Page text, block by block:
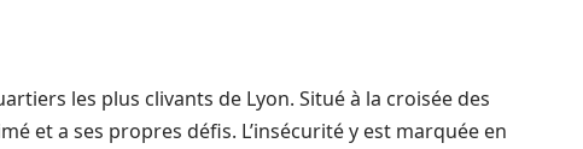
les plus clivants de Lyon. Situé à la croisée des
et a ses propres défis. L’insécurité y est marquée en